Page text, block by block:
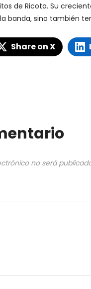
de Ricota. Su
banda, sino también
Share on X
no será